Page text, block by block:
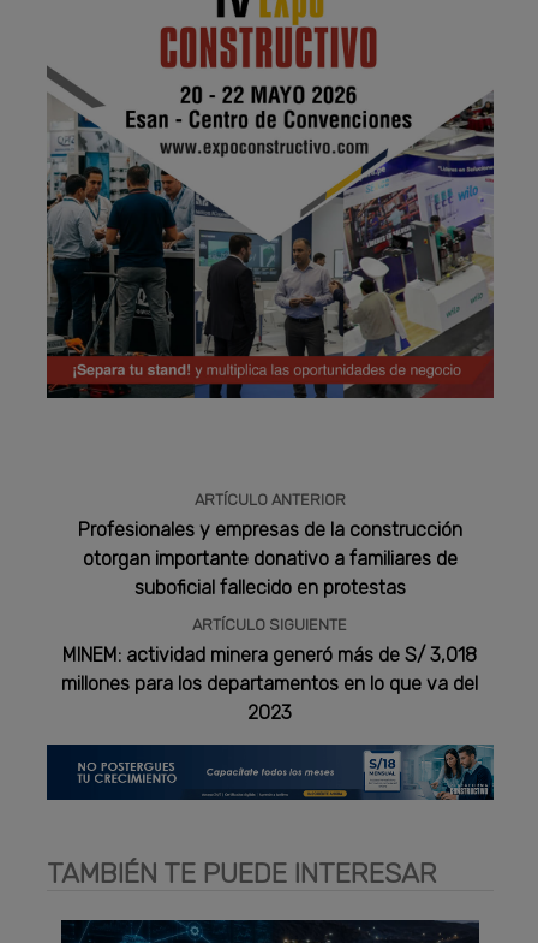
ARTÍCULO ANTERIOR
Profesionales y empresas de la construcción
otorgan importante donativo a familiares de
suboficial fallecido en protestas
ARTÍCULO SIGUIENTE
MINEM: actividad minera generó más de S/ 3,018
millones para los departamentos en lo que va del
2023
TAMBIÉN TE PUEDE INTERESAR